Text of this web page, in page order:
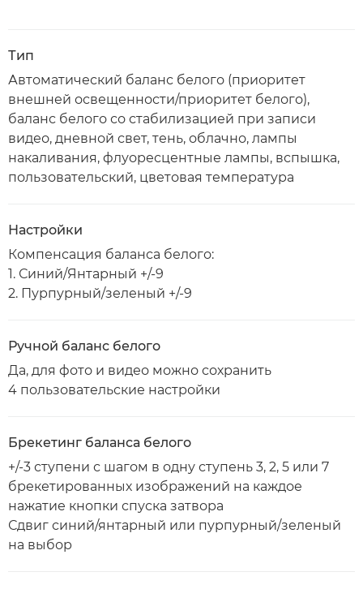
Тип
Автоматический баланс белого (приоритет
внешней освещенности/приоритет белого),
баланс белого со стабилизацией при записи
видео, дневной свет, тень, облачно, лампы
накаливания, флуоресцентные лампы, вспышка,
пользовательский, цветовая температура
Настройки
Компенсация баланса белого:
1. Синий/Янтарный +/-9
2. Пурпурный/зеленый +/-9
Ручной баланс белого
Да, для фото и видео можно сохранить
4 пользовательские настройки
Брекетинг баланса белого
+/-3 ступени с шагом в одну ступень 3, 2, 5 или 7
брекетированных изображений на каждое
нажатие кнопки спуска затвора
Сдвиг синий/янтарный или пурпурный/зеленый
на выбор